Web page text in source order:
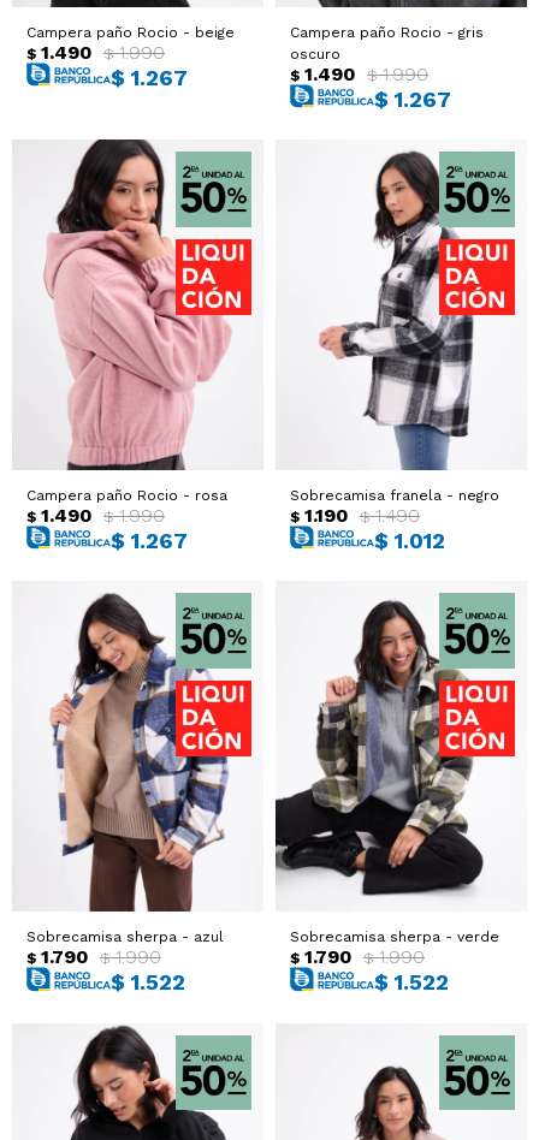
Campera paño Rocio - beige
$ 1.490 $ 1.990
$ 1.267
Campera paño Rocio - gris
oscuro
$ 1.490 $ 1.990
$ 1.267
Campera paño Rocio - rosa
$ 1.490 $ 1.990
$ 1.267
Sobrecamisa franela - negro
$ 1.190 $ 1.490
$ 1.012
Sobrecamisa sherpa - azul
$ 1.790 $ 1.990
$ 1.522
Sobrecamisa sherpa - verde
$ 1.790 $ 1.990
$ 1.522